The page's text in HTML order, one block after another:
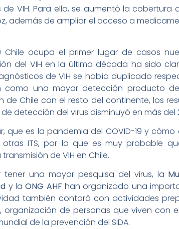
VIH. Para ello, se aumentó la cobertura
además de ampliar el acceso a
Chile ocupa el primer lugar de casos
del VIH en la última década ha sido
de VIH se había duplicado
una mayor detección producto
Chile con el resto del continente, los
detección del virus disminuyó en más del
que es la pandemia del COVID-19 y
ITS, por lo que es muy probable
de VIH en Chile.
una mayor pesquisa del virus, la
y la ONG AHF han organizado una
también contará con actividades
organización de personas que viven con
de la prevención del SIDA.